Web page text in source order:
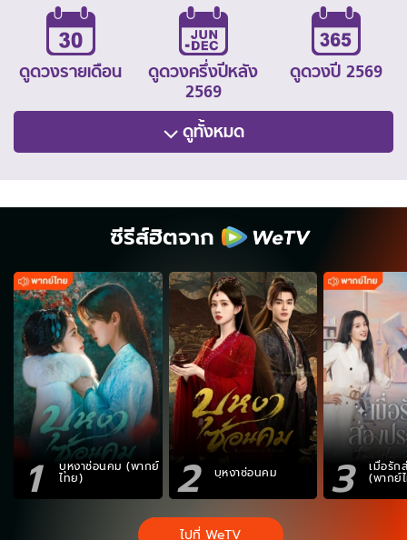
ดูดวงรายเดือน
ดูดวงครึ่งปีหลัง
2569
ดูดวงปี 2569
ดูทั้งหมด
ซีรีส์ฮิตจาก
1 บุหงาซ่อนคม (พากย์
ไทย) 2 บุหงาซ่อนคม 3 เมื่อรัก
(พากย์
ไปที่ WeTV